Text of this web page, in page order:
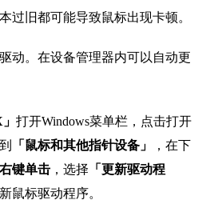
过旧都可能导致鼠标出现卡顿。
动。在设备管理器内可以自动更
打开Windows菜单栏，点击打开
「鼠标和其他指针设备」
，在下
右键单击 ，选择 「 更新驱动程
鼠标驱动程序。